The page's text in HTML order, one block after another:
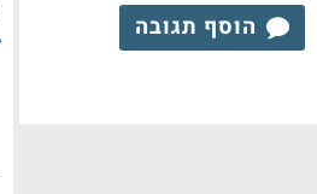
הוסף תגובה